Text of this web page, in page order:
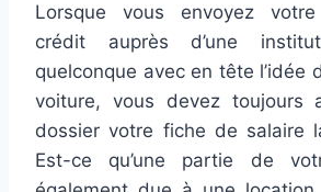
Lorsque vous envoyez
crédit auprès d’une
quelconque avec en tête l’idée
voiture, vous devez toujours
dossier votre fiche de salaire
Est-ce qu’une partie de